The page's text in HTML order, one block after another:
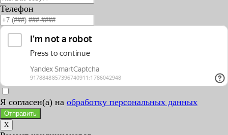
Телефон
Я согласен(а) на обработку персональных данных
Отправить
X